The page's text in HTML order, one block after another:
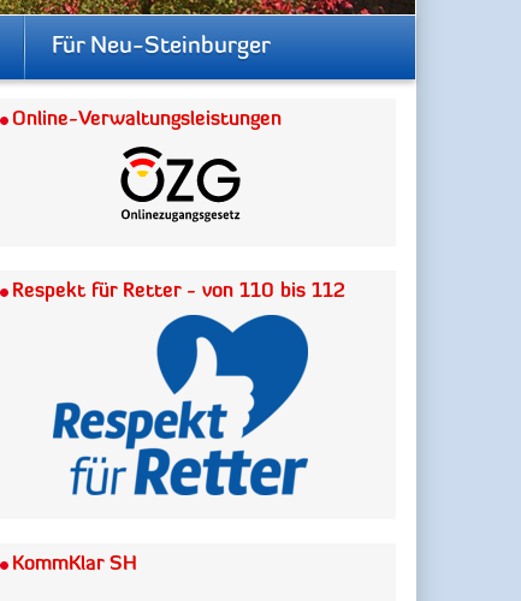
Für Neu-Steinburger
Online-Verwaltungsleistungen
Respekt für Retter - von 110 bis 112
KommKlar SH